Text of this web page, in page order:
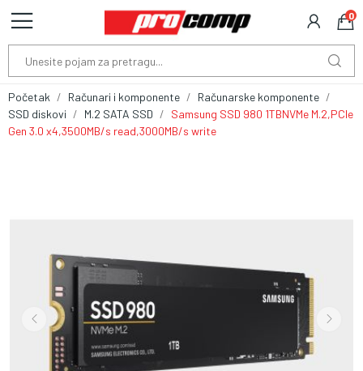
0
Početak Računari i komponente
Računarske komponente
SSD diskovi
M.2 SATA SSD
Samsung SSD 980 1TBNVMe M.2,PCIe
Gen 3.0 x4,3500MB/s read,3000MB/s write